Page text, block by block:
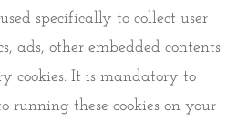
specifically to collect user
ads, other embedded contents
cookies. It is mandatory to
running these cookies on your